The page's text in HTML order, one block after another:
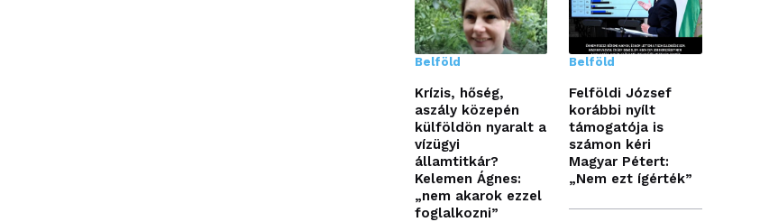
Belföld
Krízis, hőség,
aszály közepén
külföldön nyaralt a
vízügyi
államtitkár?
Kelemen Ágnes:
„nem akarok ezzel
foglalkozni”
Belföld
Felföldi József
korábbi nyílt
támogatója is
számon kéri
Magyar Pétert:
„Nem ezt ígérték”